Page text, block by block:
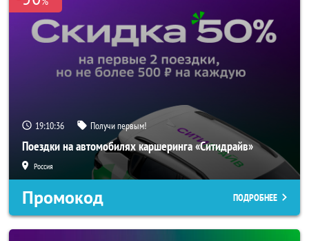
19:10:34 Получи первым!
Поездки на автомобилях каршеринга «Ситидрайв»
Россия
Промокод ПОДРОБНЕЕ